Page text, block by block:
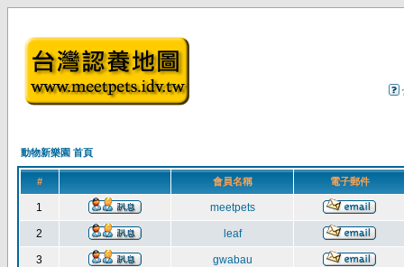
動物新樂園 首頁
# 會員名稱 電子郵件
1 meetpets
2 leaf
3 gwabau